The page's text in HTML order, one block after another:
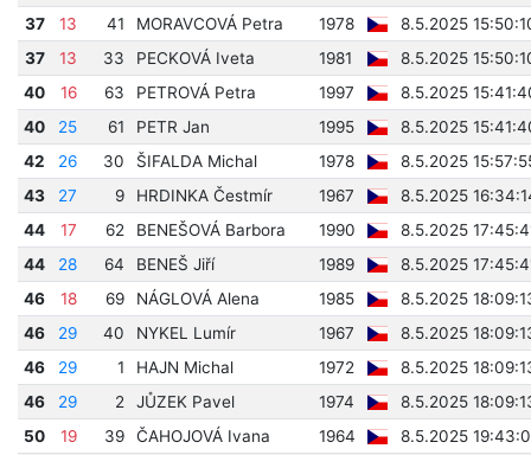
37
13 41 MORAVCOVÁ Petra 1978
8.5.2025
37
13 33 PECKOVÁ Iveta 1981
8.5.2025
40
16 63 PETROVÁ Petra 1997
8.5.2025
40
25 61 PETR Jan 1995
8.5.2025
42
26 30 ŠIFALDA Michal 1978
8.5.2025
43
27 9 HRDINKA Čestmír 1967
8.5.2025
44
17 62 BENEŠOVÁ Barbora 1990
8.5.2025
44
28 64 BENEŠ Jiří 1989
8.5.2025
46
18 69 NÁGLOVÁ Alena 1985
8.5.2025
46
29 40 NYKEL Lumír 1967
8.5.2025
46
29 1 HAJN Michal 1972
8.5.2025
46
29 2 JŮZEK Pavel 1974
8.5.2025
50
19 39 ČAHOJOVÁ Ivana 1964
8.5.2025